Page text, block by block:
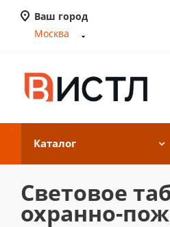
Ваш город
Москва
Каталог
Световое
охранно-